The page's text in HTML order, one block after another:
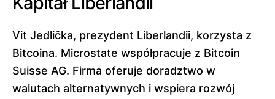
Vit Jedlička, prezydent Liberlandii, korzysta z
Bitcoina. Microstate współpracuje z Bitcoin
Suisse AG. Firma oferuje doradztwo w
walutach alternatywnych i wspiera rozwój